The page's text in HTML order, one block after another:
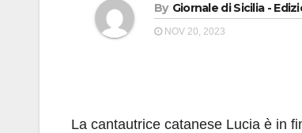
By Giornale di Sicilia -
NOV 20, 2023
La cantautrice catanese Lucia è in